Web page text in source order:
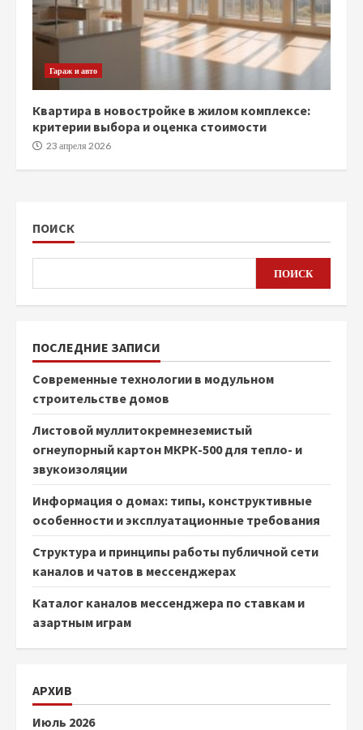
Гараж и авто
Квартира в новостройке в жилом комплексе:
критерии выбора и оценка стоимости
23 апреля 2026
ПОИСК
ПОИСК
ПОСЛЕДНИЕ ЗАПИСИ
Современные технологии в модульном
строительстве домов
Листовой муллитокремнеземистый
огнеупорный картон МКРК-500 для тепло- и
звукоизоляции
Информация о домах: типы, конструктивные
особенности и эксплуатационные требования
Структура и принципы работы публичной сети
каналов и чатов в мессенджерах
Каталог каналов мессенджера по ставкам и
азартным играм
АРХИВ
Июль 2026